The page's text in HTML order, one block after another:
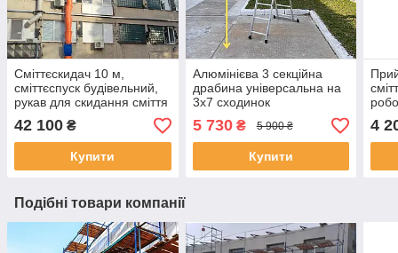
Сміттєскидач 10 м,
сміттєспуск будівельний,
рукав для скидання сміття
42 100 ₴
Купити
Алюмінієва 3 секційна
драбина універсальна на
3х7 сходинок
5 730₴ 5 900 ₴
Купити
4
Подібні товари компанії